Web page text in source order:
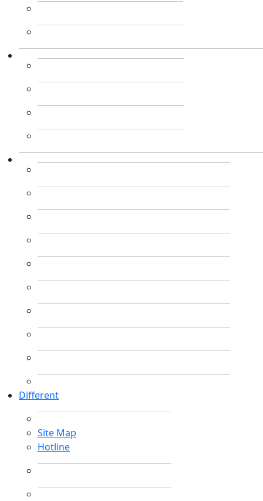
Different
Site Map
Hotline